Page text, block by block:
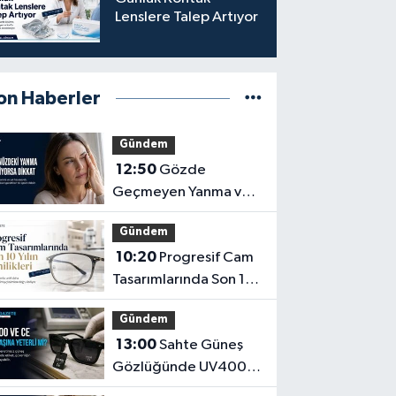
Lenslere Talep Artıyor
Haberler
Gündem
12:50
Geçmeyen Yanma ve
Işık Hassasiyeti Hafife
Alınmamalı
Gündem
10:20
Tasarımlarında Son 10
Yılın Yenilikleri
Gündem
13:00Sahte Güneş
Gözlüğünde UV400
ve CE İbaresi Tek